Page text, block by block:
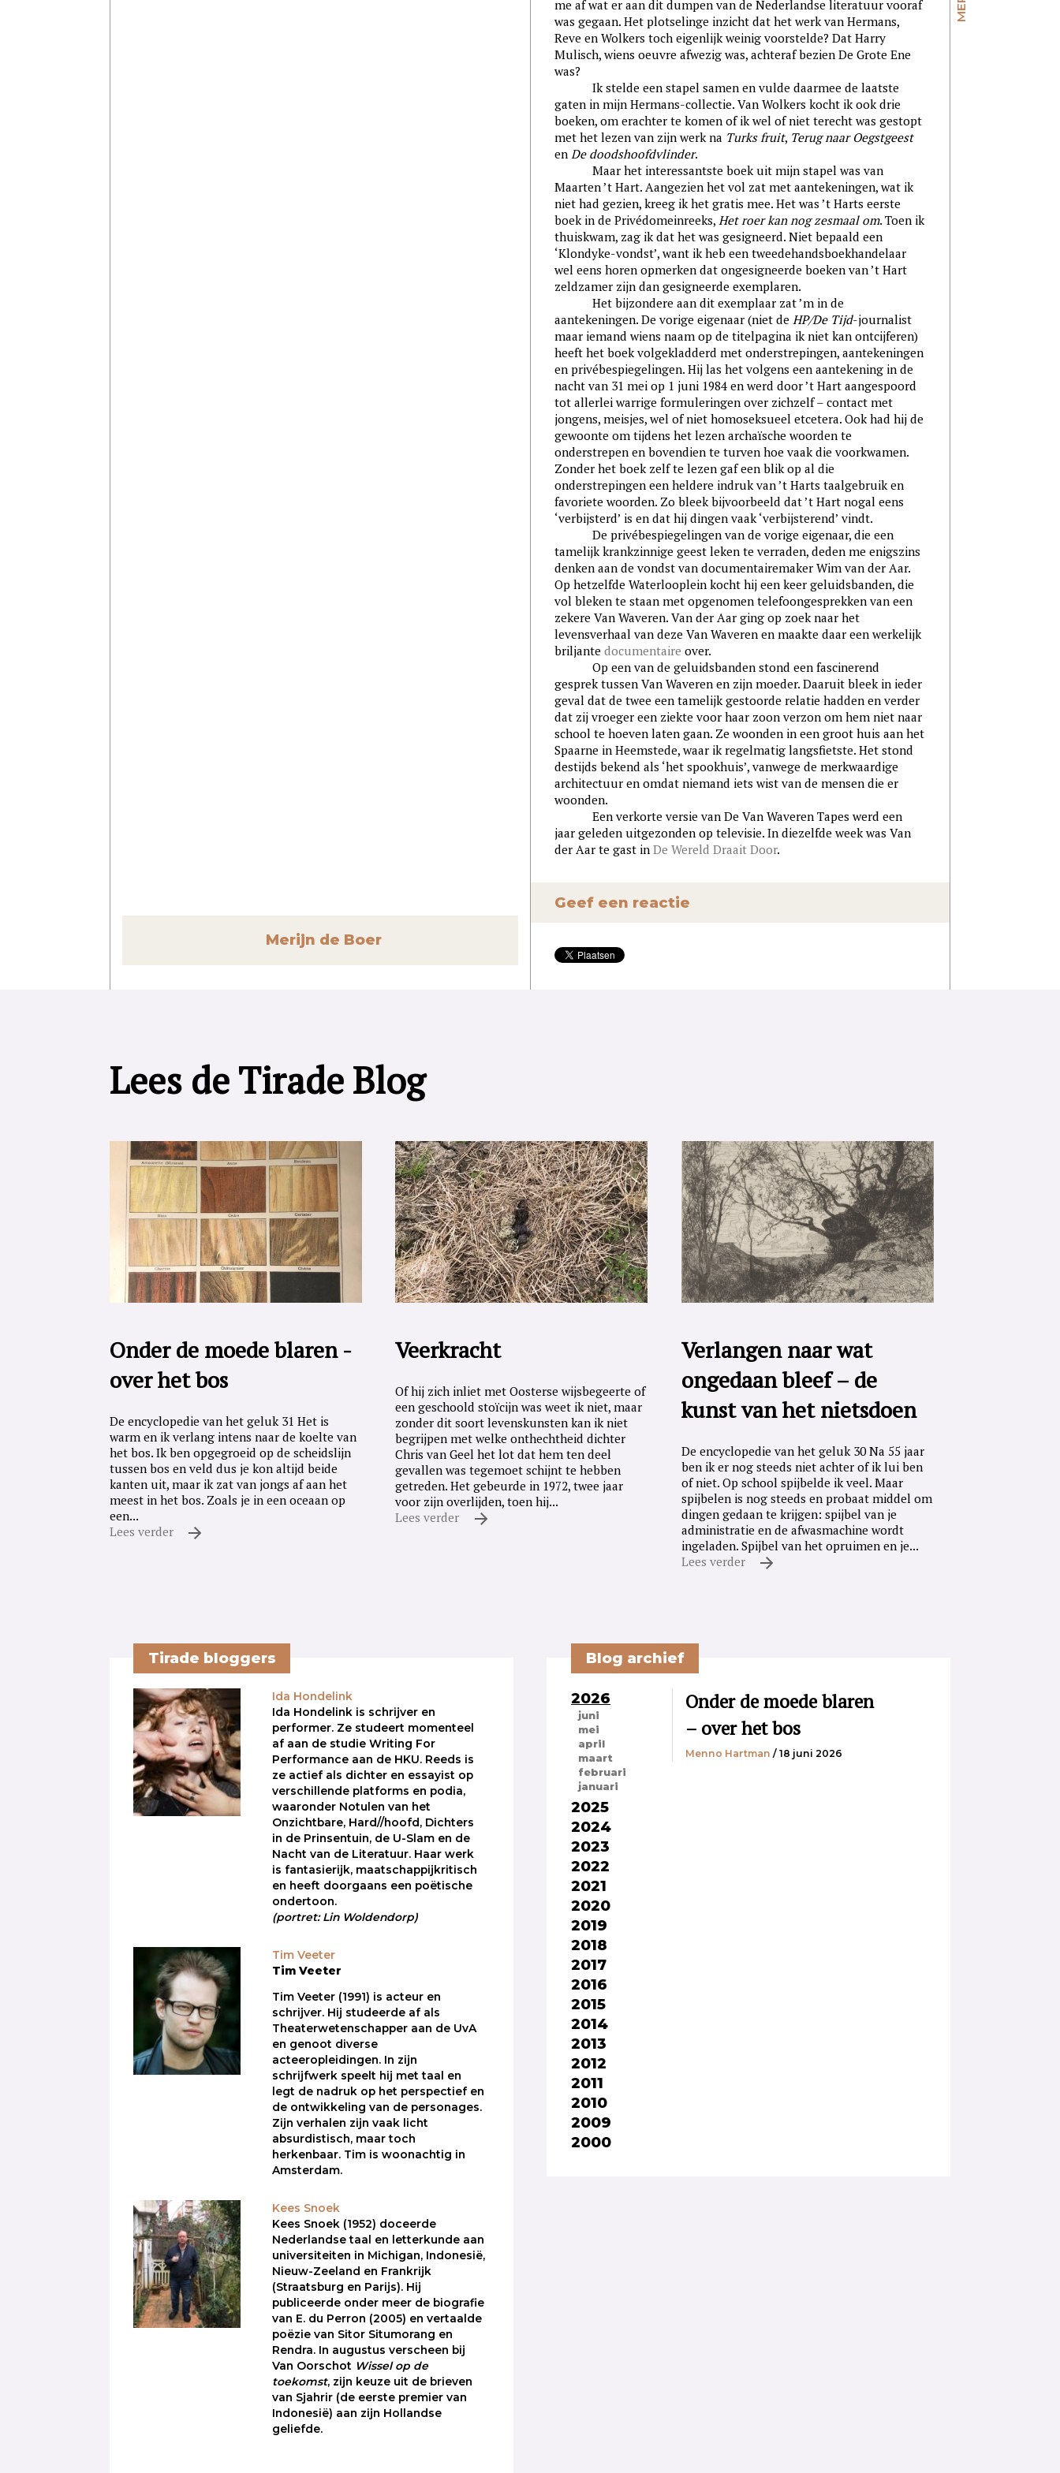
me af wat er aan dit dumpen van de Nederlandse literatuur vooraf
was gegaan. Het plotselinge inzicht dat het werk van Hermans,
Reve en Wolkers toch eigenlijk weinig voorstelde? Dat Harry
Mulisch, wiens oeuvre afwezig was, achteraf bezien De Grote Ene
was?
Ik stelde een stapel samen en vulde daarmee de laatste
gaten in mijn Hermans-collectie. Van Wolkers kocht ik ook drie
boeken, om erachter te komen of ik wel of niet terecht was gestopt
met het lezen van zijn werk na Turks fruit, Terug naar Oegstgeest
en De doodshoofdvlinder.
Maar het interessantste boek uit mijn stapel was van
Maarten ’t Hart. Aangezien het vol zat met aantekeningen, wat ik
niet had gezien, kreeg ik het gratis mee. Het was ’t Harts eerste
boek in de Privédomeinreeks, Het roer kan nog zesmaal om. Toen ik
thuiskwam, zag ik dat het was gesigneerd. Niet bepaald een
‘Klondyke-vondst’, want ik heb een tweedehandsboekhandelaar
wel eens horen opmerken dat ongesigneerde boeken van ’t Hart
zeldzamer zijn dan gesigneerde exemplaren.
Het bijzondere aan dit exemplaar zat ’m in de
aantekeningen. De vorige eigenaar (niet de HP/De Tijd-journalist
maar iemand wiens naam op de titelpagina ik niet kan ontcijferen)
heeft het boek volgekladderd met onderstrepingen, aantekeningen
en privébespiegelingen. Hij las het volgens een aantekening in de
nacht van 31 mei op 1 juni 1984 en werd door ’t Hart aangespoord
tot allerlei warrige formuleringen over zichzelf – contact met
jongens, meisjes, wel of niet homoseksueel etcetera. Ook had hij de
gewoonte om tijdens het lezen archaïsche woorden te
onderstrepen en bovendien te turven hoe vaak die voorkwamen.
Zonder het boek zelf te lezen gaf een blik op al die
onderstrepingen een heldere indruk van ’t Harts taalgebruik en
favoriete woorden. Zo bleek bijvoorbeeld dat ’t Hart nogal eens
‘verbijsterd’ is en dat hij dingen vaak ‘verbijsterend’ vindt.
De privébespiegelingen van de vorige eigenaar, die een
tamelijk krankzinnige geest leken te verraden, deden me enigszins
denken aan de vondst van documentairemaker Wim van der Aar.
Op hetzelfde Waterlooplein kocht hij een keer geluidsbanden, die
vol bleken te staan met opgenomen telefoongesprekken van een
zekere Van Waveren. Van der Aar ging op zoek naar het
levensverhaal van deze Van Waveren en maakte daar een werkelijk
briljante documentaire over.
Op een van de geluidsbanden stond een fascinerend
gesprek tussen Van Waveren en zijn moeder. Daaruit bleek in ieder
geval dat de twee een tamelijk gestoorde relatie hadden en verder
dat zij vroeger een ziekte voor haar zoon verzon om hem niet naar
school te hoeven laten gaan. Ze woonden in een groot huis aan het
Spaarne in Heemstede, waar ik regelmatig langsfietste. Het stond
destijds bekend als ‘het spookhuis’, vanwege de merkwaardige
architectuur en omdat niemand iets wist van de mensen die er
woonden.
Een verkorte versie van De Van Waveren Tapes werd een
jaar geleden uitgezonden op televisie. In diezelfde week was Van
der Aar te gast in De Wereld Draait Door.
Geef een reactie
Merijn de Boer
Lees de Tirade Blog
Onder de moede blaren -
over het bos
De encyclopedie van het geluk 31 Het is
warm en ik verlang intens naar de koelte van
het bos. Ik ben opgegroeid op de scheidslijn
tussen bos en veld dus je kon altijd beide
kanten uit, maar ik zat van jongs af aan het
meest in het bos. Zoals je in een oceaan op
een...
Lees verder
Veerkracht
Of hij zich inliet met Oosterse wijsbegeerte of
een geschoold stoïcijn was weet ik niet, maar
zonder dit soort levenskunsten kan ik niet
begrijpen met welke onthechtheid dichter
Chris van Geel het lot dat hem ten deel
gevallen was tegemoet schijnt te hebben
getreden. Het gebeurde in 1972, twee jaar
voor zijn overlijden, toen hij...
Lees verder
Verlangen naar wat
ongedaan bleef – de
kunst van het nietsdoen
De encyclopedie van het geluk 30 Na 55 jaar
ben ik er nog steeds niet achter of ik lui ben
of niet. Op school spijbelde ik veel. Maar
spijbelen is nog steeds en probaat middel om
dingen gedaan te krijgen: spijbel van je
administratie en de afwasmachine wordt
ingeladen. Spijbel van het opruimen en je...
Lees verder
Tirade bloggers
Ida Hondelink
Ida Hondelink is schrijver en
performer. Ze studeert momenteel
af aan de studie Writing For
Performance aan de HKU. Reeds is
ze actief als dichter en essayist op
verschillende platforms en podia,
waaronder Notulen van het
Onzichtbare, Hard//hoofd, Dichters
in de Prinsentuin, de U-Slam en de
Nacht van de Literatuur. Haar werk
is fantasierijk, maatschappijkritisch
en heeft doorgaans een poëtische
ondertoon.
(portret: Lin Woldendorp)
Tim Veeter
Tim Veeter
Tim Veeter (1991) is acteur en
schrijver. Hij studeerde af als
Theaterwetenschapper aan de UvA
en genoot diverse
acteeropleidingen. In zijn
schrijfwerk speelt hij met taal en
legt de nadruk op het perspectief en
de ontwikkeling van de personages.
Zijn verhalen zijn vaak licht
absurdistisch, maar toch
herkenbaar. Tim is woonachtig in
Amsterdam.
Kees Snoek
Kees Snoek (1952) doceerde
Nederlandse taal en letterkunde aan
universiteiten in Michigan, Indonesië,
Nieuw-Zeeland en Frankrijk
(Straatsburg en Parijs). Hij
publiceerde onder meer de biografie
van E. du Perron (2005) en vertaalde
poëzie van Sitor Situmorang en
Rendra. In augustus verscheen bij
Van Oorschot Wissel op de
toekomst, zijn keuze uit de brieven
van Sjahrir (de eerste premier van
Indonesië) aan zijn Hollandse
geliefde.
Blog archief
2026
juni
mei
april
maart
februari
januari
2025
2024
2023
2022
2021
2020
2019
2018
2017
2016
2015
2014
2013
2012
2011
2010
2009
2000
Onder de moede blaren
– over het bos
Menno Hartman / 18 juni 2026